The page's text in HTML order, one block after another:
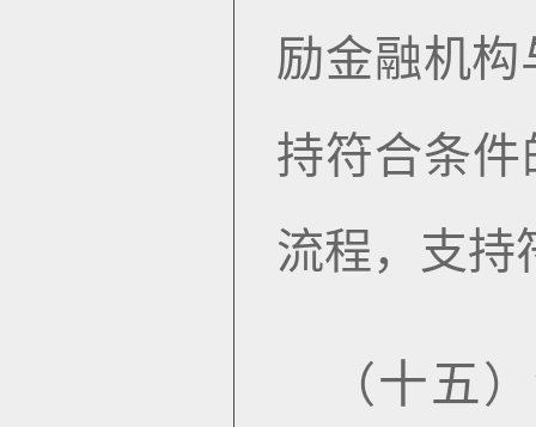
励金融机构
持符合条
流程，支持
（十五）